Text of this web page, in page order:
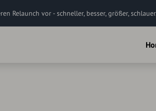
Relaunch vor - schneller, besser, größer, schlauer.